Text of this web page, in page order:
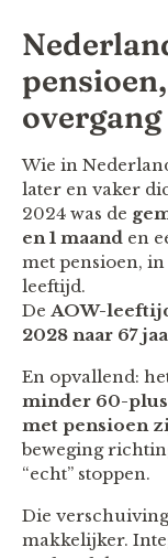
overgang
Wie in
later en vaker
2024 was de
en 1 maand en
met pensioen, in
leeftijd.
De AOW-
2028 naar 67
En opvallend:
minder 60-
met pensioen
beweging
“echt” stoppen.
Die
makkelijker.